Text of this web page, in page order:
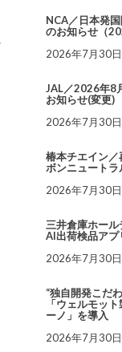
NCA／日本発
のお知らせ（
2026年7月30日
JAL／2026年8
お知らせ(変更)
2026年7月30日
椿本チエイン
ボンニュート
2026年7月30日
三井倉庫ホー
AI出荷検品アプ
2026年7月30日
“独自開発こだ
「ウェルモッ
ーノ」を導入
2026年7月30日